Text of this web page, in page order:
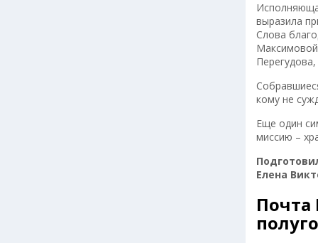
выразила
Слова
кому не
Еще один
миссию –
Елена
Почта